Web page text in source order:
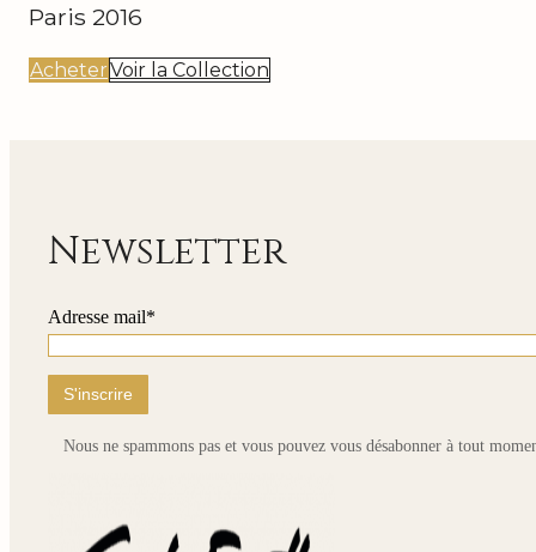
Paris 2016
AcheterVoir la Collection
Newsletter
Adresse mail*
Nous ne spammons pas et vous pouvez vous désabonner à tout